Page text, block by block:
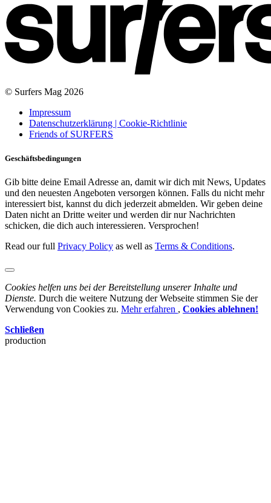
© Surfers Mag 2026
Impressum
Datenschutzerklärung | Cookie-Richtlinie
Friends of SURFERS
Geschäftsbedingungen
Gib bitte deine Email Adresse an, damit wir dich mit News, Updates
und den neuesten Angeboten versorgen können. Falls du nicht mehr
interessiert bist, kannst du dich jederzeit abmelden. Wir geben deine
Daten nicht an Dritte weiter und werden dir nur Nachrichten
schicken, die dich auch interessieren. Versprochen!
Read our full Privacy Policy as well as Terms & Conditions.
Cookies helfen uns bei der Bereitstellung unserer Inhalte und
Dienste. Durch die weitere Nutzung der Webseite stimmen Sie der
Verwendung von Cookies zu. Mehr erfahren , Cookies ablehnen!
Schließen
production